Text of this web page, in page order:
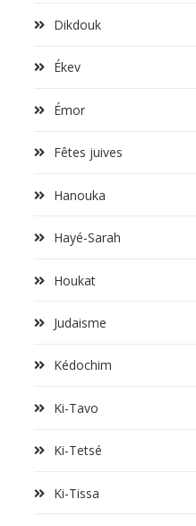
Dikdouk
Ékev
Émor
Fêtes juives
Hanouka
Hayé-Sarah
Houkat
Judaisme
Kédochim
Ki-Tavo
Ki-Tetsé
Ki-Tissa